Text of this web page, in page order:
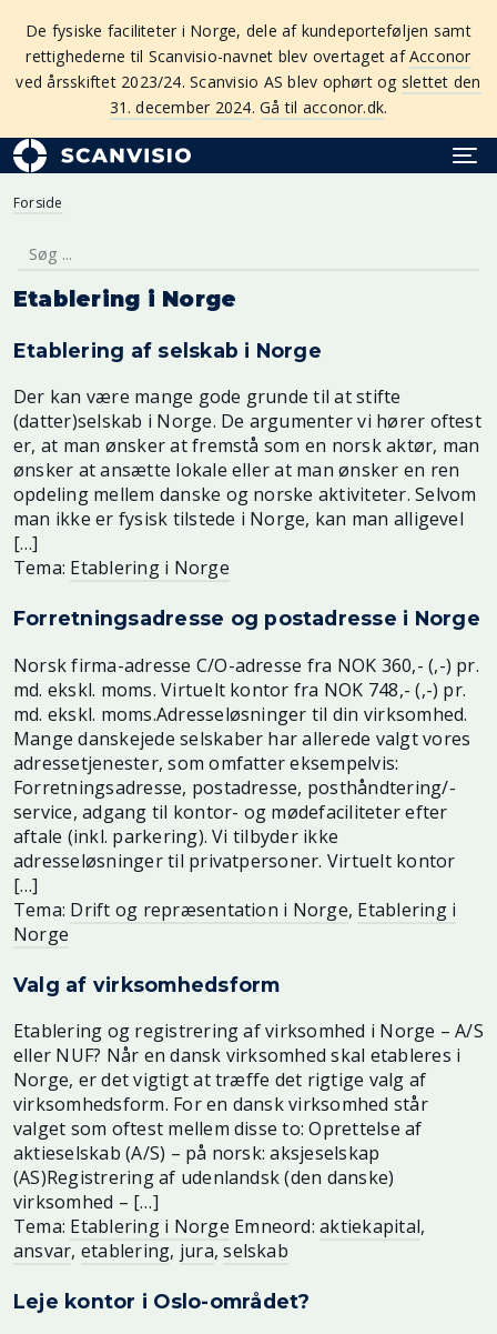
De fysiske faciliteter i Norge, dele af kundeporteføljen samt
rettighederne til Scanvisio-navnet blev overtaget afAcconor
ved årsskiftet 2023/24. Scanvisio AS blev ophørt og slettet den
31. december 2024.Gå til acconor.dk.
Forside
Etablering i Norge
Etablering af selskab i Norge
Der kan være mange gode grunde til at stifte
(datter)selskab i Norge. De argumenter vi hører oftest
er, at man ønsker at fremstå som en norsk aktør, man
ønsker at ansætte lokale eller at man ønsker en ren
opdeling mellem danske og norske aktiviteter. Selvom
man ikke er fysisk tilstede i Norge, kan man alligevel
[…]
Tema: Etablering i Norge
Forretningsadresse og postadresse i Norge
Norsk firma-adresse C/O-adresse fra NOK 360,- (,-) pr.
md. ekskl. moms. Virtuelt kontor fra NOK 748,- (,-) pr.
md. ekskl. moms.Adresseløsninger til din virksomhed.
Mange danskejede selskaber har allerede valgt vores
adressetjenester, som omfatter eksempelvis:
Forretningsadresse, postadresse, posthåndtering/-
service, adgang til kontor- og mødefaciliteter efter
aftale (inkl. parkering). Vi tilbyder ikke
adresseløsninger til privatpersoner. Virtuelt kontor
[…]
Tema: Drift og repræsentation i Norge, Etablering i
Norge
Valg af virksomhedsform
Etablering og registrering af virksomhed i Norge – A/S
eller NUF? Når en dansk virksomhed skal etableres i
Norge, er det vigtigt at træffe det rigtige valg af
virksomhedsform. For en dansk virksomhed står
valget som oftest mellem disse to: Oprettelse af
aktieselskab (A/S) – på norsk: aksjeselskap
(AS)Registrering af udenlandsk (den danske)
virksomhed – […]
Tema: Etablering i Norge Emneord:aktiekapital,
ansvar, etablering, jura,selskab
Leje kontor i Oslo-området?